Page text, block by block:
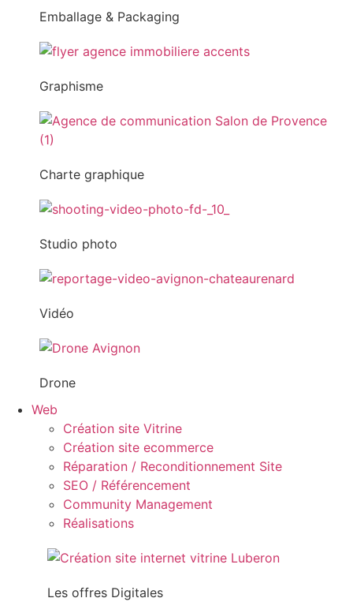
Emballage & Packaging
Graphisme
Charte graphique
Studio photo
Vidéo
Drone
Web
Création site Vitrine
Création site ecommerce
Réparation / Reconditionnement Site
SEO / Référencement
Community Management
Réalisations
Les offres Digitales